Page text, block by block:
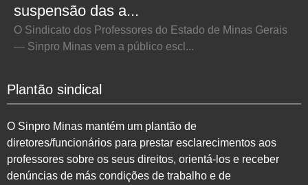
suspensão das a...
O Sindicato dos Professores do Estado de Minas Gerais
— Sinpro Minas vem a público escl...
Plantão sindical
O Sinpro Minas mantém um plantão de
diretores/funcionários para prestar esclarecimentos aos
professores sobre os seus direitos, orientá-los e receber
denúncias de más condições de trabalho e de